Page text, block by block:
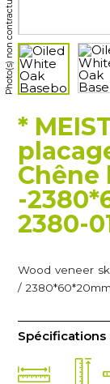
Photo(s) non contractuelle(s)
*
Chêne
-
2380-
Wood veneer
/ 2380*60*20mm
Spécifications